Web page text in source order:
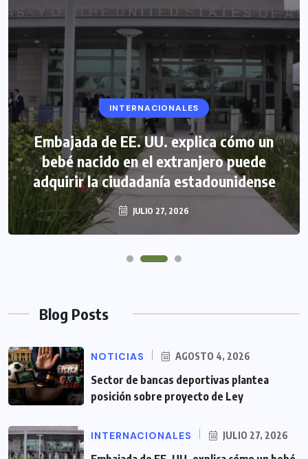
INTERNACIONALES
Embajada de EE. UU. explica cómo un
bebé nacido en el extranjero puede
adquirir la ciudadanía estadounidense
JULIO 27, 2026
Blog Posts
NOTICIAS AGOSTO 4, 2026
Sector de bancas deportivas plantea
posición sobre proyecto de Ley
INTERNACIONALES JULIO 27, 2026